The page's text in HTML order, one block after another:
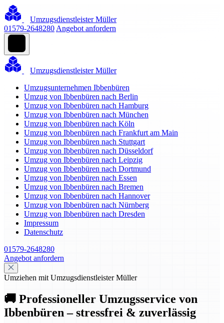
Umzugsdienstleister Müller
01579-2648280 Angebot anfordern
Umzugsdienstleister Müller
Umzugsunternehmen Ibbenbüren
Umzug von Ibbenbüren nach Berlin
Umzug von Ibbenbüren nach Hamburg
Umzug von Ibbenbüren nach München
Umzug von Ibbenbüren nach Köln
Umzug von Ibbenbüren nach Frankfurt am Main
Umzug von Ibbenbüren nach Stuttgart
Umzug von Ibbenbüren nach Düsseldorf
Umzug von Ibbenbüren nach Leipzig
Umzug von Ibbenbüren nach Dortmund
Umzug von Ibbenbüren nach Essen
Umzug von Ibbenbüren nach Bremen
Umzug von Ibbenbüren nach Hannover
Umzug von Ibbenbüren nach Nürnberg
Umzug von Ibbenbüren nach Dresden
Impressum
Datenschutz
01579-2648280
Angebot anfordern
Umziehen mit Umzugsdienstleister Müller
🚚 Professioneller Umzugsservice von
Ibbenbüren – stressfrei & zuverlässig